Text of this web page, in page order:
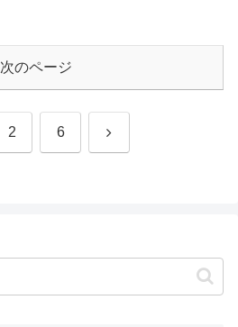
次のページ
2 6 次